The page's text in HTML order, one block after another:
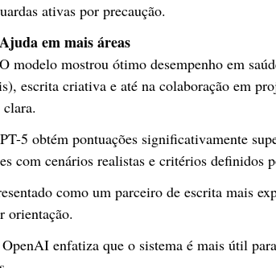
ativas por precaução.
Ajuda em mais áreas
O modelo mostrou ótimo desempenho em
escrita criativa e até na colaboração em
5 obtém pontuações significativamente
com cenários realistas e critérios definidos
como um parceiro de escrita mais
orientação.
enfatiza que o sistema é mais útil